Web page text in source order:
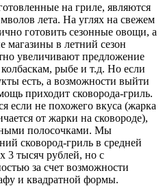
на гриле, являются
лета. На углях на свежем
готовить сезонные овощи, а
магазины в летний сезон
увеличивают предложение
рыбе и т.д. Но если
есть, а возможности выйти
приходит сковорода-гриль.
если не похожего вкуса (жарка
от жарки на сковороде),
полосочками. Мы
сковород-гриль в средней
3 тысяч рублей, но с
за счет возможности
и квадратной формы.